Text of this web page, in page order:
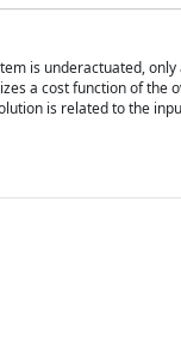
is underactuated, only
a cost function of the
is related to the